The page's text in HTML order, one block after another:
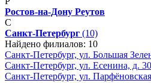
Ростов-на-Дону Реутов
С
Санкт-Петербург (10)
Найдено филиалов: 10
Санкт-Петербург, ул. Большая
Санкт-Петербург, ул. Есенина, д. 30
Санкт-Петербург, ул.